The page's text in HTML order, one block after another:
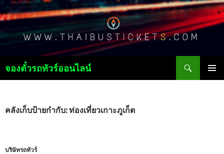
จองตั๋วรถทัวร์ออนไลน์
เนื้อหา
คลังเก็บป้ายกำกับ: ท่องเที่ยวเกาะภูเก็ต
บริษัทรถทัวร์